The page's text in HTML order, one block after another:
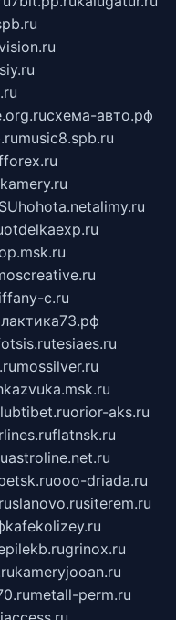
схема-авто.рф
music8.spb.ru
hohota.netalimy.ru
otdelkaexp.ru
c.ru
tesiaes.ru
mossilver.ru
orior-aks.ru
flatnsk.ru
astroline.net.ru
ooo-driada.ru
siterem.ru
kafekolizey.ru
grinox.ru
kameryjooan.ru
metall-perm.ru